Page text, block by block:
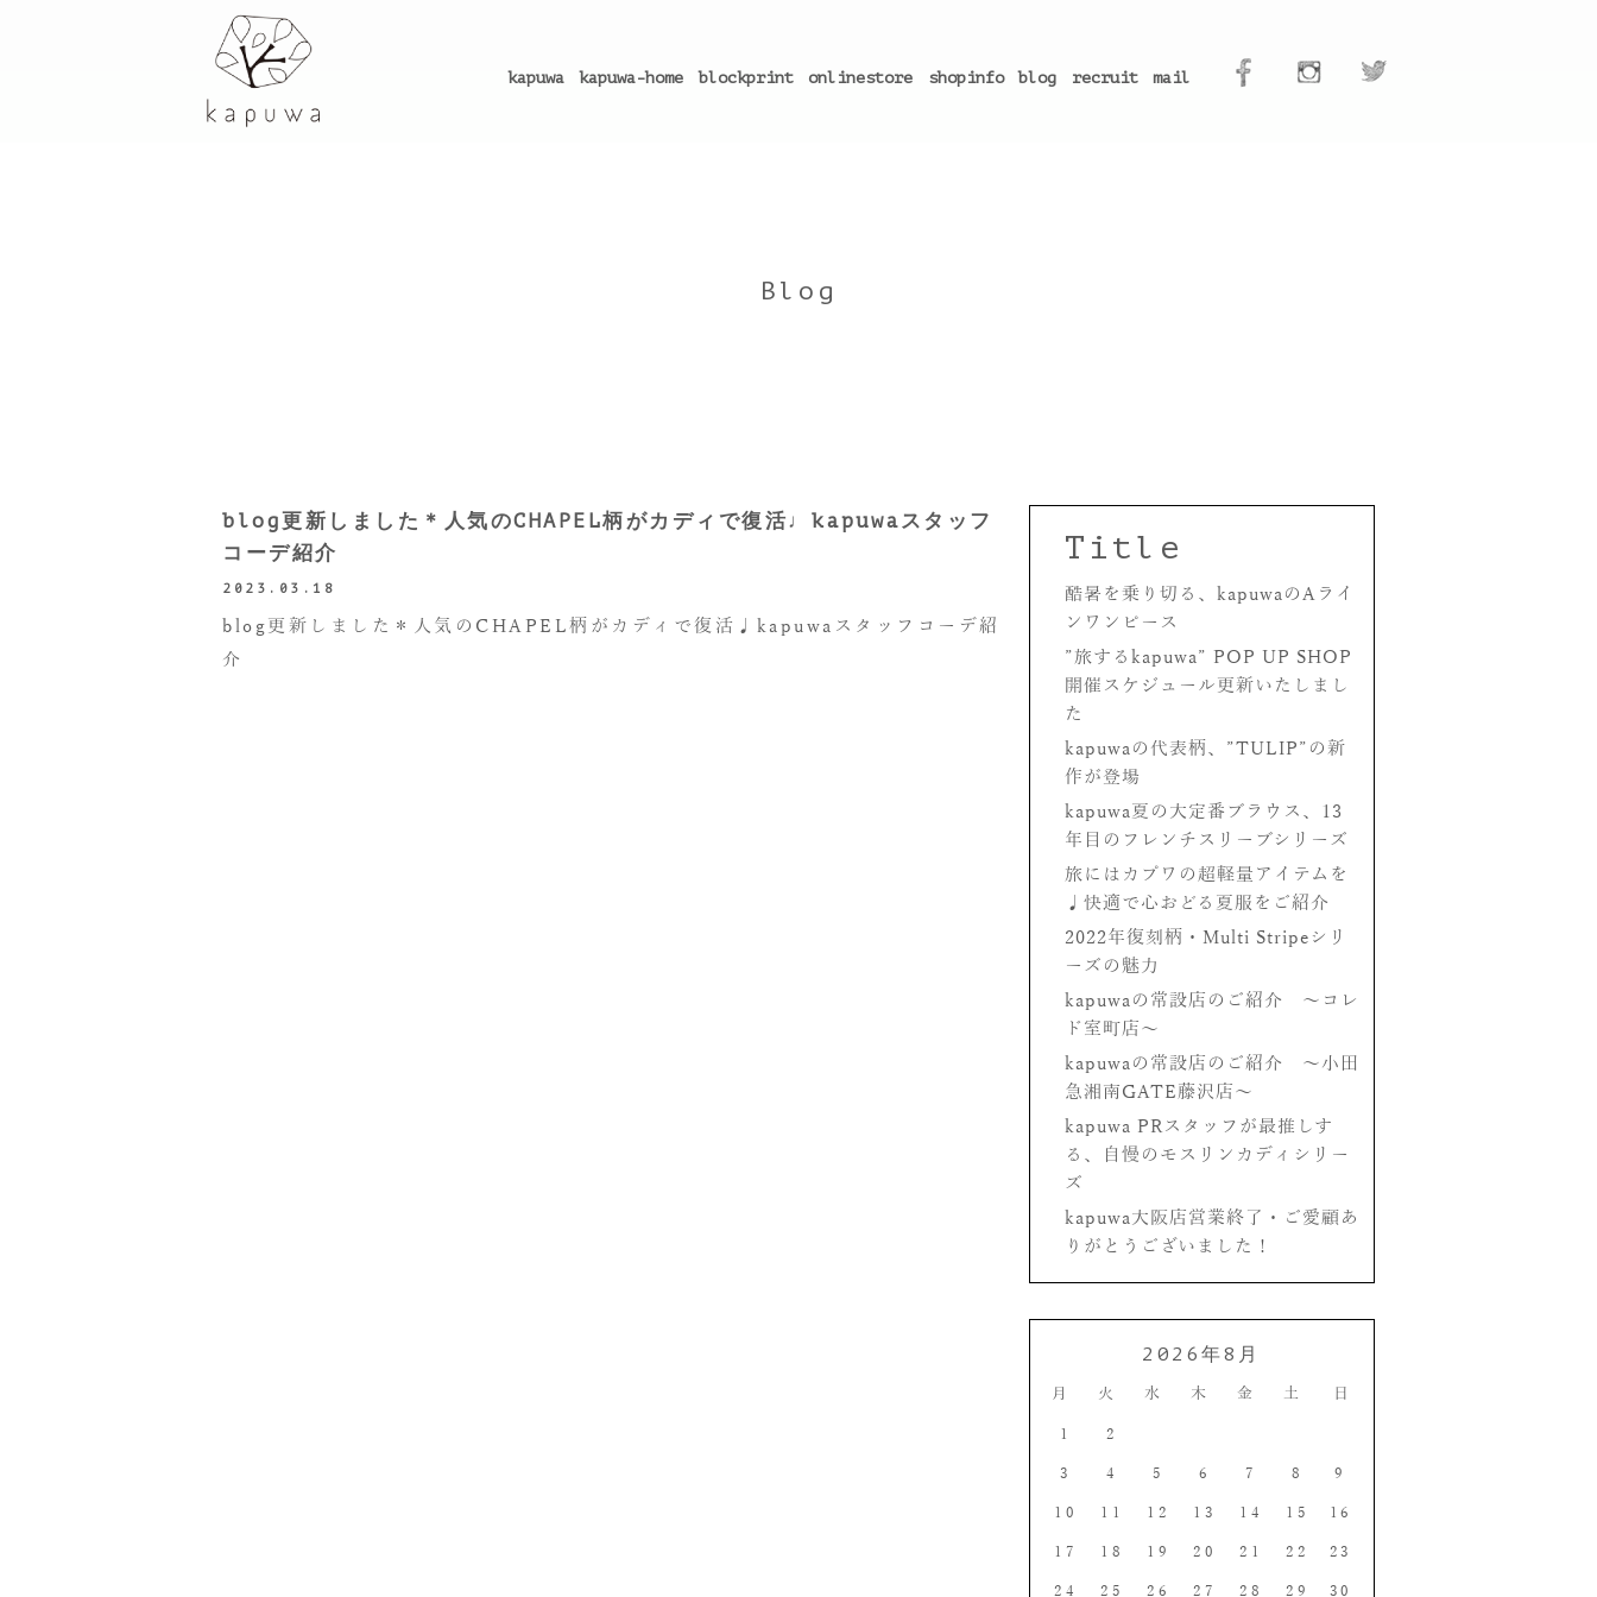
kapuwa kapuwa-home blockprint onlinestore shopinfo blog recruit mail
Blog
blog更新しました＊人気のCHAPEL柄がカディで復活♩kapuwaスタッフ
コーデ紹介
2023.03.18
blog更新しました＊人気のCHAPEL柄がカディで復活♩kapuwaスタッフコーデ紹
介
Title
酷暑を乗り切る、kapuwaのAライ
ンワンピース
”旅するkapuwa” POP UP SHOP
開催スケジュール更新いたしまし
た
kapuwaの代表柄、”TULIP”の新
作が登場
kapuwa夏の大定番ブラウス、13
年目のフレンチスリーブシリーズ
旅にはカプワの超軽量アイテムを
♩快適で心おどる夏服をご紹介
2022年復刻柄・Multi Stripeシリ
ーズの魅力
kapuwaの常設店のご紹介 〜コレ
ド室町店〜
kapuwaの常設店のご紹介 〜小田
急湘南GATE藤沢店〜
kapuwa PRスタッフが最推しす
る、自慢のモスリンカディシリー
ズ
kapuwa大阪店営業終了・ご愛顧あ
りがとうございました！
2026年8月
月 火 水 木 金 土 日
1 2
3 4 5 6 7 8 9
10 11 12 13 14 15 16
17 18 19 20 21 22 23
24 25 26 27 28 29 30